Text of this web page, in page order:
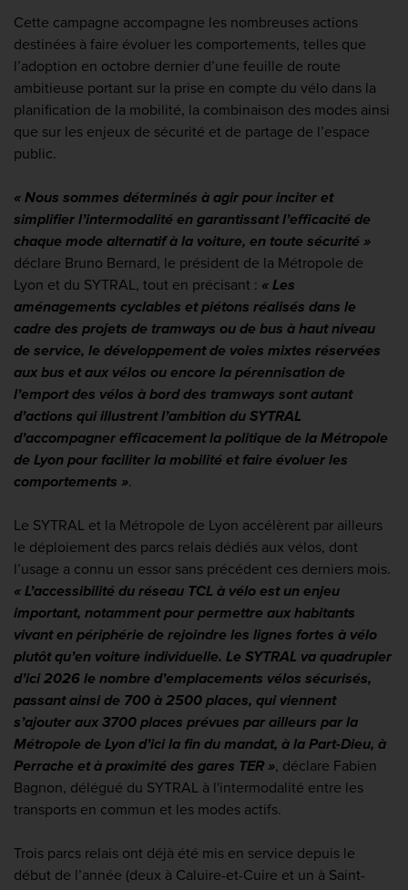
Cette campagne accompagne les nombreuses actions
destinées à faire évoluer les comportements, telles que
l’adoption en octobre dernier d’une feuille de route
ambitieuse portant sur la prise en compte du vélo dans la
planification de la mobilité, la combinaison des modes ainsi
que sur les enjeux de sécurité et de partage de l’espace
public.
« Nous sommes déterminés à agir pour inciter et
simplifier l’intermodalité en garantissant l’efficacité de
chaque mode alternatif à la voiture, en toute sécurité »
déclare Bruno Bernard, le président de la Métropole de
Lyon et du SYTRAL, tout en précisant : « Les
aménagements cyclables et piétons réalisés dans le
cadre des projets de tramways ou de bus à haut niveau
de service, le développement de voies mixtes réservées
aux bus et aux vélos ou encore la pérennisation de
l’emport des vélos à bord des tramways sont autant
d’actions qui illustrent l’ambition du SYTRAL
d’accompagner efficacement la politique de la Métropole
de Lyon pour faciliter la mobilité et faire évoluer les
comportements ».
Le SYTRAL et la Métropole de Lyon accélèrent par ailleurs
le déploiement des parcs relais dédiés aux vélos, dont
l’usage a connu un essor sans précédent ces derniers mois.
« L’accessibilité du réseau TCL à vélo est un enjeu
important, notamment pour permettre aux habitants
vivant en périphérie de rejoindre les lignes fortes à vélo
plutôt qu’en voiture individuelle. Le SYTRAL va quadrupler
d’ici 2026 le nombre d’emplacements vélos sécurisés,
passant ainsi de 700 à 2500 places, qui viennent
s’ajouter aux 3700 places prévues par ailleurs par la
Métropole de Lyon d’ici la fin du mandat, à la Part-Dieu, à
Perrache et à proximité des gares TER », déclare Fabien
Bagnon, délégué du SYTRAL à l'intermodalité entre les
transports en commun et les modes actifs.
Trois parcs relais ont déjà été mis en service depuis le
début de l’année (deux à Caluire-et-Cuire et un à Saint-